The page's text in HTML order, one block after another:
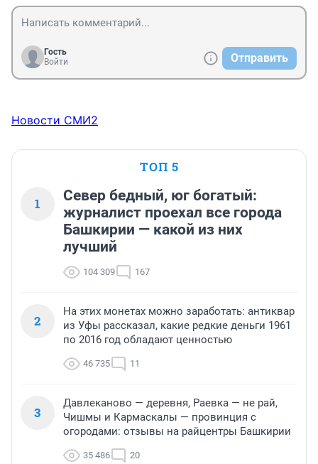
Гость
Войти
Отправить
Новости СМИ2
ТОП 5
1
Север бедный, юг богатый:
журналист проехал все города
Башкирии — какой из них
лучший
104 309 167
2
На этих монетах можно заработать: антиквар
из Уфы рассказал, какие редкие деньги 1961
по 2016 год обладают ценностью
46 735 11
3
Давлеканово — деревня, Раевка — не рай,
Чишмы и Кармаскалы — провинция с
огородами: отзывы на райцентры Башкирии
35 486 20